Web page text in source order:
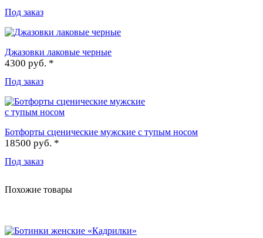
Под заказ
Джазовки лаковые черные
4300 руб. *
Под заказ
Ботфорты сценические мужские с тупым носом
18500 руб. *
Под заказ
Похожие товары